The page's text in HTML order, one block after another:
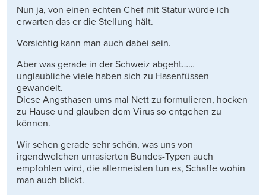
Nun ja, von einen echten Chef mit Statur würde ich
erwarten das er die Stellung hält.
Vorsichtig kann man auch dabei sein.
Aber was gerade in der Schweiz abgeht……
unglaubliche viele haben sich zu Hasenfüssen
gewandelt.
Diese Angsthasen ums mal Nett zu formulieren, hocken
zu Hause und glauben dem Virus so entgehen zu
können.
Wir sehen gerade sehr schön, was uns von
irgendwelchen unrasierten Bundes-Typen auch
empfohlen wird, die allermeisten tun es, Schaffe wohin
man auch blickt.